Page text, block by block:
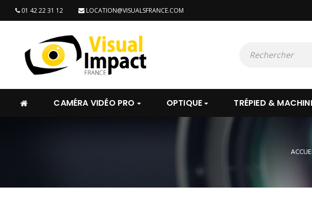
01 42 22 31 12 LOCATION@VISUALSFRANCE.COM
CAMÉRA VIDÉO PRO OPTIQUE TRÉPIED &